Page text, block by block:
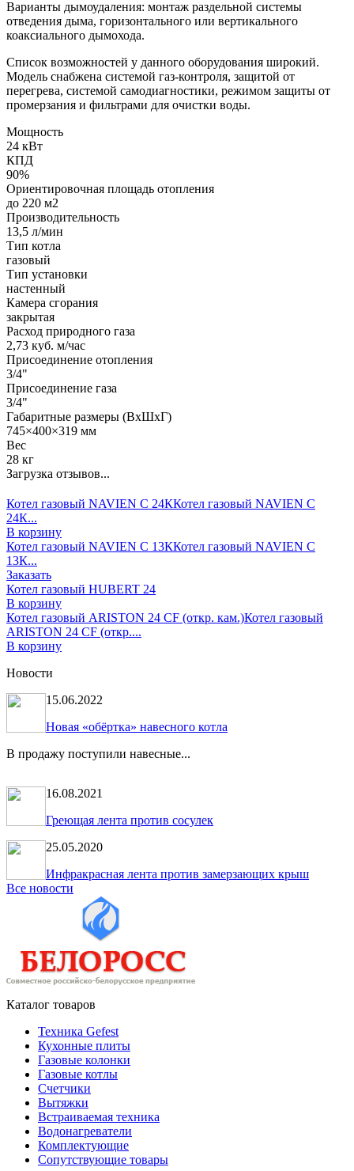
Варианты дымоудаления: монтаж раздельной системы
отведения дыма, горизонтального или вертикального
коаксиального дымохода.
Список возможностей у данного оборудования широкий.
Модель снабжена системой газ-контроля, защитой от
перегрева, системой самодиагностики, режимом защиты от
промерзания и фильтрами для очистки воды.
Мощность
24 кВт
КПД
90%
Ориентировочная площадь отопления
до 220 м2
Производительность
13,5 л/мин
Тип котла
газовый
Тип установки
настенный
Камера сгорания
закрытая
Расход природного газа
2,73 куб. м/час
Присоединение отопления
3/4"
Присоединение газа
3/4"
Габаритные размеры (ВхШхГ)
745×400×319 мм
Вес
28 кг
Загрузка отзывов...
Котел газовый NAVIEN С 24ККотел газовый NAVIEN С
24К...
В корзину
Котел газовый NAVIEN С 13ККотел газовый NAVIEN С
13К...
Заказать
Котел газовый HUBERT 24
В корзину
Котел газовый ARISTON 24 CF (откр. кам.)Котел газовый
ARISTON 24 CF (откр....
В корзину
Новости
15.06.2022
Новая «обёртка» навесного котла
В продажу поступили навесные...
16.08.2021
Греющая лента против сосулек
25.05.2020
Инфракрасная лента против замерзающих крыш
Все новости
Каталог товаров
Техника Gefest
Кухонные плиты
Газовые колонки
Газовые котлы
Счетчики
Вытяжки
Встраиваемая техника
Водонагреватели
Комплектующие
Сопутствующие товары